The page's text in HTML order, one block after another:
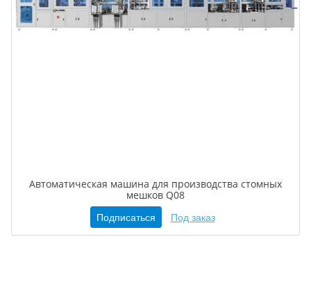
Автоматическая машина для производства стомных
мешков Q08
Подписаться Под заказ